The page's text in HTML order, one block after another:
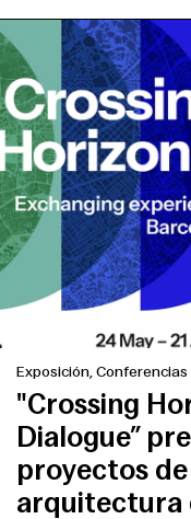
Exposición, Conferencias
"Crossing
Dialogue”
proyectos
arquitectura